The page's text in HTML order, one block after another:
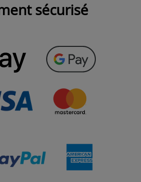
sécurisé